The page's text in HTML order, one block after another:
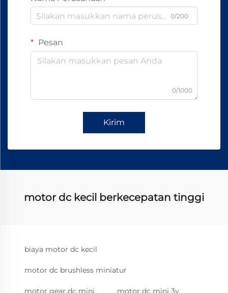
0/200
Pesan
0/1000
Kirim
motor dc kecil berkecepatan tinggi
biaya motor dc kecil
motor dc brushless miniatur
motor gear dc mini motor dc mini 3v